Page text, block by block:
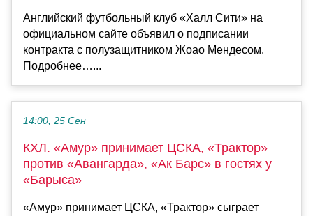
Английский футбольный клуб «Халл Сити» на
официальном сайте объявил о подписании
контракта с полузащитником Жоао Мендеcом.
Подробнее…...
14:00, 25 Сен
КХЛ. «Амур» принимает ЦСКА, «Трактор»
против «Авангарда», «Ак Барс» в гостях у
«Барыса»
«Амур» принимает ЦСКА, «Трактор» сыграет